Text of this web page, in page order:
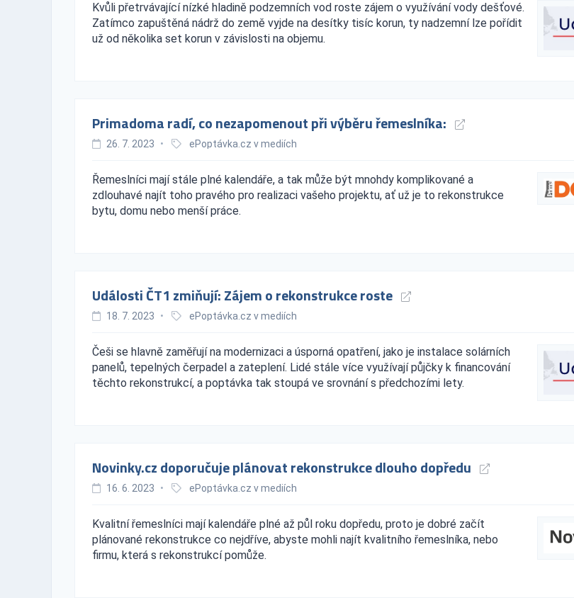
Kvůli přetrvávající nízké hladině podzemních vod roste zájem o využívání vody dešťové.
Zatímco zapuštěná nádrž do země vyjde na desítky tisíc korun, ty nadzemní lze pořídit
už od několika set korun v závislosti na objemu.
Primadoma radí, co nezapomenout při výběru řemeslníka:
26. 7. 2023 • ePoptávka.cz v mediích
Řemeslníci mají stále plné kalendáře, a tak může být mnohdy komplikované a
zdlouhavé najít toho pravého pro realizaci vašeho projektu, ať už je to rekonstrukce
bytu, domu nebo menší práce.
Události ČT1 zmiňují: Zájem o rekonstrukce roste
18. 7. 2023 • ePoptávka.cz v mediích
Češi se hlavně zaměřují na modernizaci a úsporná opatření, jako je instalace solárních
panelů, tepelných čerpadel a zateplení. Lidé stále více využívají půjčky k financování
těchto rekonstrukcí, a poptávka tak stoupá ve srovnání s předchozími lety.
Novinky.cz doporučuje plánovat rekonstrukce dlouho dopředu
16. 6. 2023 • ePoptávka.cz v mediích
Kvalitní řemeslníci mají kalendáře plné až půl roku dopředu, proto je dobré začít
plánované rekonstrukce co nejdříve, abyste mohli najít kvalitního řemeslníka, nebo
firmu, která s rekonstrukcí pomůže.